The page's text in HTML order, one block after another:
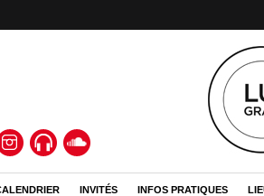
INVITÉS INFOS PRATIQUES